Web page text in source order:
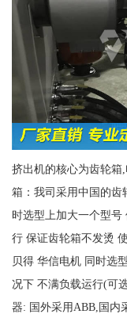
挤出机的核心为齿轮箱
箱：我司采用中国的齿
时选型上加大一个型
行 保证齿轮箱不发烫
贝得 华信电机 同时选
况下 不满负载运行(可
器: 国外采用ABB,国内